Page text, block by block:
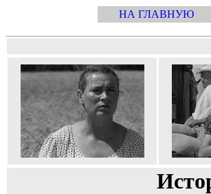
НА ГЛАВНУЮ